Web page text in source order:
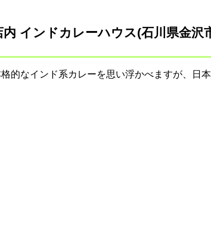
インドカレーハウス(石川県金沢
的なインド系カレーを思い浮かべますが、日